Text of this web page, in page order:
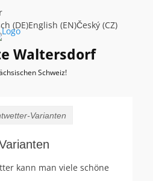
(DE)English (EN)Český (CZ)
Waltersdorf
Schweiz!
Varianten
kann man viele schöne